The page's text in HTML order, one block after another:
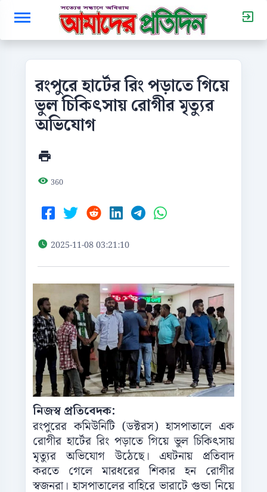
রংপুরে হার্টের রিং পড়াতে গিয়ে
ভুল চিকিৎসায় রোগীর মৃত্যুর
অভিযোগ
360
2025-11-08 03:21:10
নিজস্ব প্রতিবেদক:
রংপুরের কমিউনিটি (ডক্টরস) হাসপাতালে এক
রোগীর হার্টের রিং পড়াতে গিয়ে ভুল চিকিৎসায়
মৃত্যুর অভিযোগ উঠেছে। এঘটনায় প্রতিবাদ
করতে গেলে মারধরের শিকার হন রোগীর
স্বজনরা। হাসপাতালের বাহিরে ভারাটে গুন্ডা নিয়ে